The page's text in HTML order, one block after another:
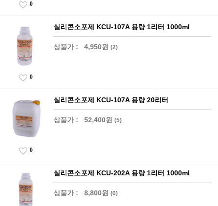
0
실리콘소포제 KCU-107A 용량 1리터 1000ml
상품가 : 4,950원 (2)
0
실리콘소포제 KCU-107A 용량 20리터
상품가 : 52,400원 (5)
0
실리콘소포제 KCU-202A 용량 1리터 1000ml
상품가 : 8,800원 (0)